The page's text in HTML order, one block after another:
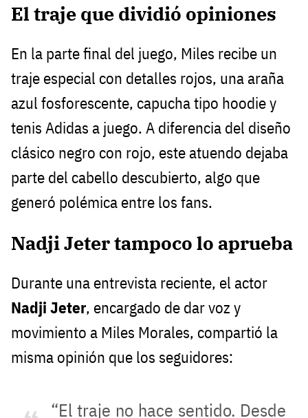
El traje que dividió opiniones
En la parte final del juego, Miles recibe un
traje especial con detalles rojos, una araña
azul fosforescente, capucha tipo hoodie y
tenis Adidas a juego. A diferencia del diseño
clásico negro con rojo, este atuendo dejaba
parte del cabello descubierto, algo que
generó polémica entre los fans.
Nadji Jeter tampoco lo aprueba
Durante una entrevista reciente, el actor
Nadji Jeter, encargado de dar voz y
movimiento a Miles Morales, compartió la
misma opinión que los seguidores:
“El traje no hace sentido. Desde